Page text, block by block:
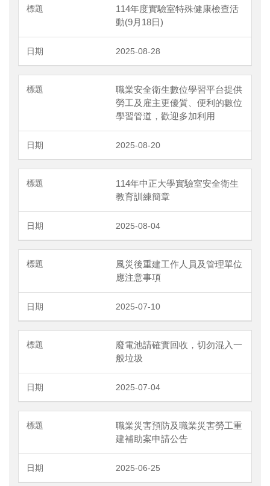
114年度實驗室特殊健康檢查活
動(9月18日)
2025-08-28
職業安全衛生數位學習平台提供
勞工及雇主更優質、便利的數位
學習管道，歡迎多加利用
2025-08-20
114年中正大學實驗室安全衛生
教育訓練簡章
2025-08-04
風災後重建工作人員及管理單位
應注意事項
2025-07-10
廢電池請確實回收，切勿混入一
般垃圾
2025-07-04
職業災害預防及職業災害勞工重
建補助案申請公告
2025-06-25